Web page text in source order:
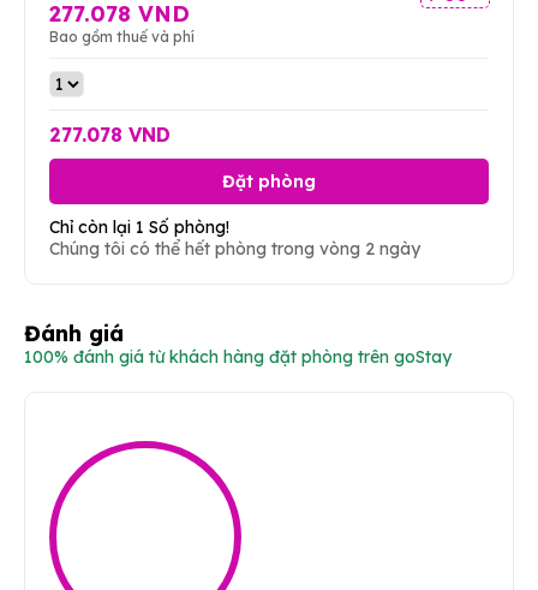
277.078 VND
Bao gồm thuế và phí
277.078 VND
Đặt phòng
Chỉ còn lại 1 Số phòng!
Chúng tôi có thể hết phòng trong vòng 2 ngày
Đánh giá
100% đánh giá từ khách hàng đặt phòng trên goStay